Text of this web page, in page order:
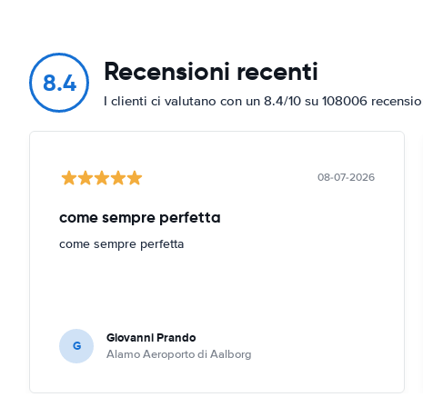
8.4 Recensioni recenti
I clienti ci valutano con un 8.4/10 su 108006
08-07-2026
come sempre perfetta
come sempre perfetta
G Giovanni Prando
Alamo Aeroporto di Aalborg